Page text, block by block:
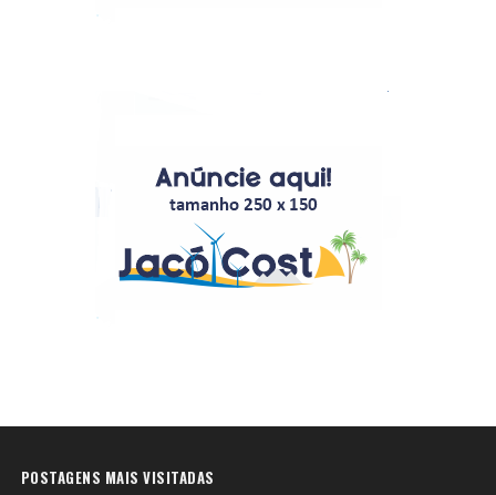
POSTAGENS MAIS VISITADAS